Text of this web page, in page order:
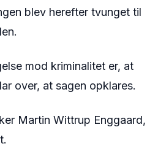
blev herefter tvunget til
mod kriminalitet er, at
over, at sagen opklares.
Martin Wittrup Enggaard,